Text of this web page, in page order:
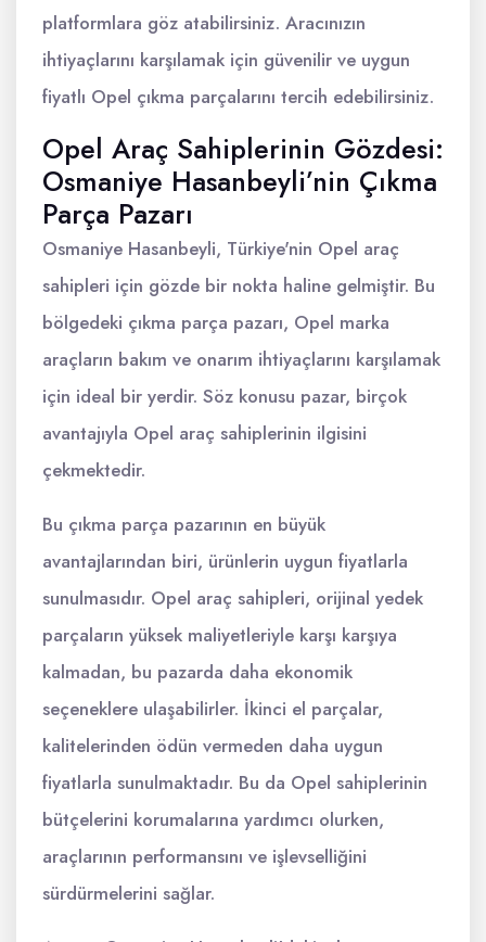
platformlara göz atabilirsiniz. Aracınızın
ihtiyaçlarını karşılamak için güvenilir ve uygun
fiyatlı Opel çıkma parçalarını tercih edebilirsiniz.
Opel Araç Sahiplerinin Gözdesi:
Osmaniye Hasanbeyli’nin Çıkma
Parça Pazarı
Osmaniye Hasanbeyli, Türkiye'nin Opel araç
sahipleri için gözde bir nokta haline gelmiştir. Bu
bölgedeki çıkma parça pazarı, Opel marka
araçların bakım ve onarım ihtiyaçlarını karşılamak
için ideal bir yerdir. Söz konusu pazar, birçok
avantajıyla Opel araç sahiplerinin ilgisini
çekmektedir.
Bu çıkma parça pazarının en büyük
avantajlarından biri, ürünlerin uygun fiyatlarla
sunulmasıdır. Opel araç sahipleri, orijinal yedek
parçaların yüksek maliyetleriyle karşı karşıya
kalmadan, bu pazarda daha ekonomik
seçeneklere ulaşabilirler. İkinci el parçalar,
kalitelerinden ödün vermeden daha uygun
fiyatlarla sunulmaktadır. Bu da Opel sahiplerinin
bütçelerini korumalarına yardımcı olurken,
araçlarının performansını ve işlevselliğini
sürdürmelerini sağlar.